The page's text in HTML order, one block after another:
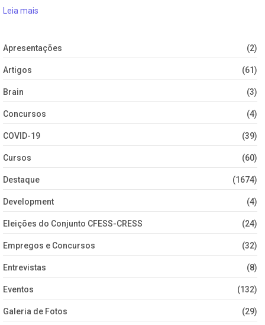
Leia mais
Apresentações (2)
Artigos (61)
Brain (3)
Concursos (4)
COVID-19 (39)
Cursos (60)
Destaque (1674)
Development (4)
Eleições do Conjunto CFESS-CRESS (24)
Empregos e Concursos (32)
Entrevistas (8)
Eventos (132)
Galeria de Fotos (29)